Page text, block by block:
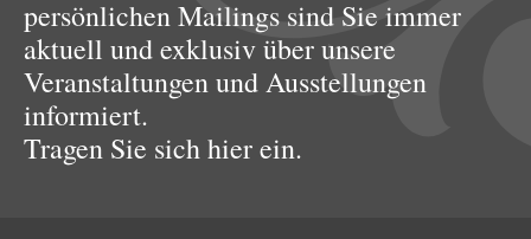
persönlichen Mailings sind Sie immer
aktuell und exklusiv über unsere
Veranstaltungen und Ausstellungen
informiert.
Tragen Sie sich hier ein.